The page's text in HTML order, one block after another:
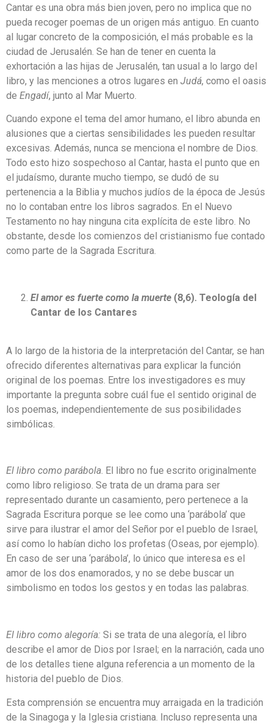
Cantar es una obra más bien joven, pero no implica que no
pueda recoger poemas de un origen más antiguo. En cuanto
al lugar concreto de la composición, el más probable es la
ciudad de Jerusalén. Se han de tener en cuenta la
exhortación a las hijas de Jerusalén, tan usual a lo largo del
libro, y las menciones a otros lugares en Judá, como el oasis
de Engadí, junto al Mar Muerto.
Cuando expone el tema del amor humano, el libro abunda en
alusiones que a ciertas sensibilidades les pueden resultar
excesivas. Además, nunca se menciona el nombre de Dios.
Todo esto hizo sospechoso al Cantar, hasta el punto que en
el judaísmo, durante mucho tiempo, se dudó de su
pertenencia a la Biblia y muchos judíos de la época de Jesús
no lo contaban entre los libros sagrados. En el Nuevo
Testamento no hay ninguna cita explícita de este libro. No
obstante, desde los comienzos del cristianismo fue contado
como parte de la Sagrada Escritura.
El amor es fuerte como la muerte (8,6). Teología del
Cantar de los Cantares
A lo largo de la historia de la interpretación del Cantar, se han
ofrecido diferentes alternativas para explicar la función
original de los poemas. Entre los investigadores es muy
importante la pregunta sobre cuál fue el sentido original de
los poemas, independientemente de sus posibilidades
simbólicas.
El libro como parábola. El libro no fue escrito originalmente
como libro religioso. Se trata de un drama para ser
representado durante un casamiento, pero pertenece a la
Sagrada Escritura porque se lee como una ‘parábola’ que
sirve para ilustrar el amor del Señor por el pueblo de Israel,
así como lo habían dicho los profetas (Oseas, por ejemplo).
En caso de ser una ‘parábola’, lo único que interesa es el
amor de los dos enamorados, y no se debe buscar un
simbolismo en todos los gestos y en todas las palabras.
El libro como alegoría: Si se trata de una alegoría, el libro
describe el amor de Dios por Israel; en la narración, cada uno
de los detalles tiene alguna referencia a un momento de la
historia del pueblo de Dios.
Esta comprensión se encuentra muy arraigada en la tradición
de la Sinagoga y la Iglesia cristiana. Incluso representa una